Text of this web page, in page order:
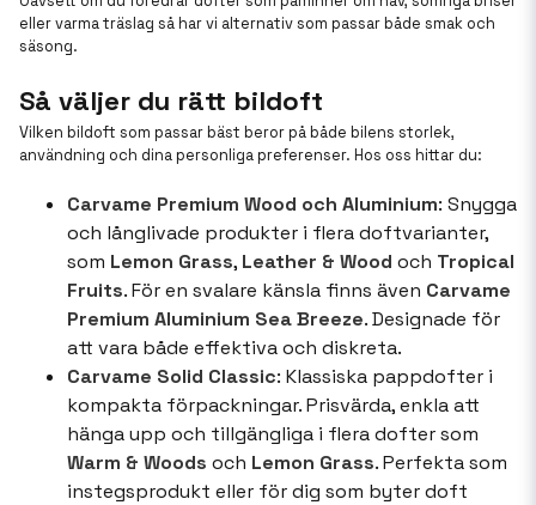
eller varma träslag så har vi alternativ som passar både smak och
säsong.
Så väljer du rätt bildoft
Vilken bildoft som passar bäst beror på både bilens storlek,
användning och dina personliga preferenser. Hos oss hittar du:
Carvame Premium Wood och Aluminium: Snygga
och långlivade produkter i flera doftvarianter,
som Lemon Grass, Leather & Wood och Tropical
Fruits. För en svalare känsla finns även Carvame
Premium Aluminium Sea Breeze. Designade för
att vara både effektiva och diskreta.
Carvame Solid Classic: Klassiska pappdofter i
kompakta förpackningar. Prisvärda, enkla att
hänga upp och tillgängliga i flera dofter som
Warm & Woods och Lemon Grass. Perfekta som
instegsprodukt eller för dig som byter doft